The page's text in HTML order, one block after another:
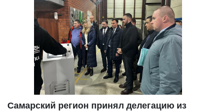
Самарский регион принял делегацию из